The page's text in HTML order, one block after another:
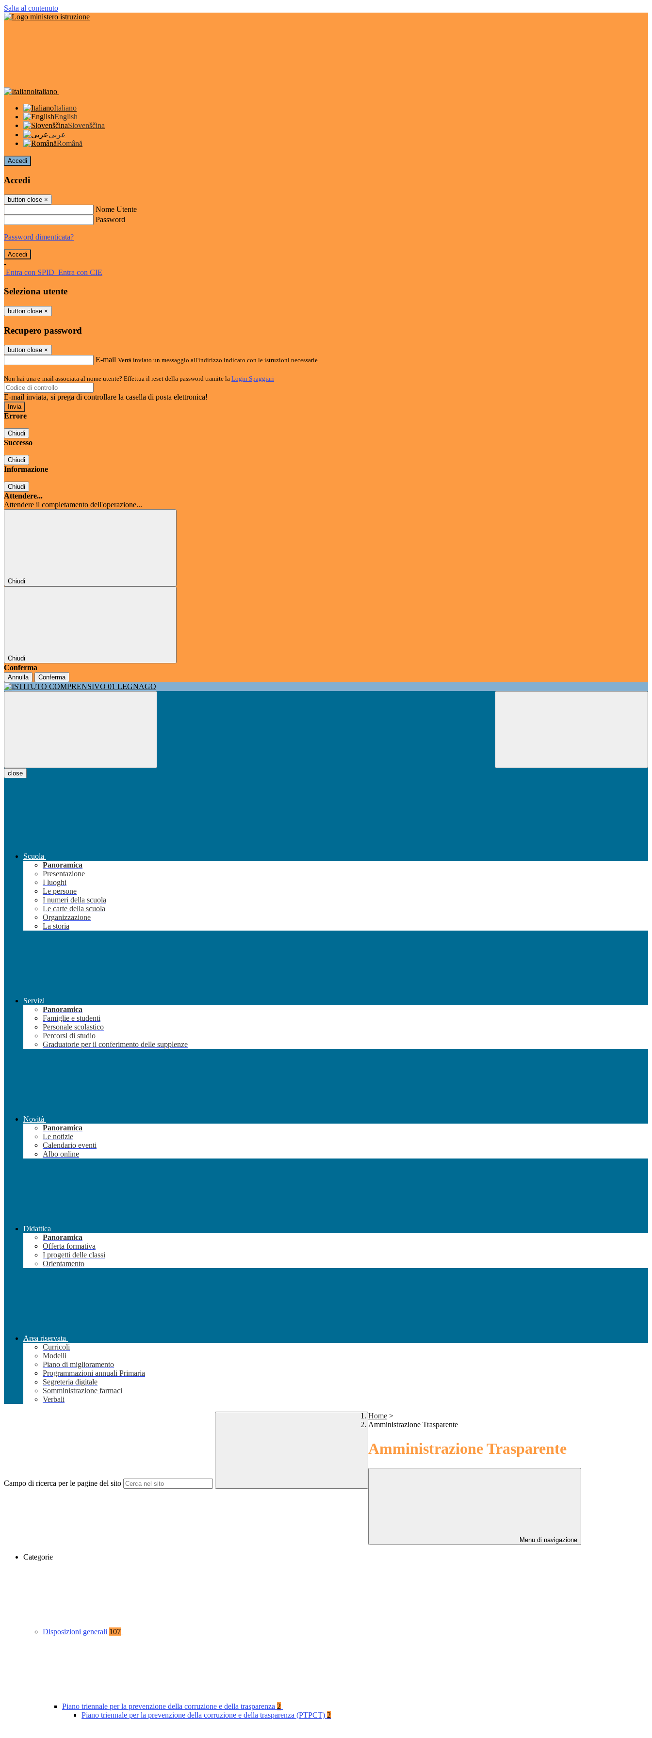
Salta al contenuto
Italiano
Italiano
English
Slovenščina
عربى
Română
Accedi
Accedi
button close ×
Nome Utente
Password
Password dimenticata?
-
Entra con SPID Entra con CIE
Seleziona utente
button close ×
Recupero password
button close ×
E-mail Verrà inviato un messaggio all'indirizzo indicato con le istruzioni necessarie.
Non hai una e-mail associata al nome utente? Effettua il reset della password tramite la Login Spaggiari
E-mail inviata, si prega di controllare la casella di posta elettronica!
Errore
Chiudi
Successo
Chiudi
Informazione
Chiudi
Attendere...
Attendere il completamento dell'operazione...
Chiudi
Chiudi
Conferma
Annulla Conferma
close
Scuola
Panoramica
Presentazione
I luoghi
Le persone
I numeri della scuola
Le carte della scuola
Organizzazione
La storia
Servizi
Panoramica
Famiglie e studenti
Personale scolastico
Percorsi di studio
Graduatorie per il conferimento delle supplenze
Novità
Panoramica
Le notizie
Calendario eventi
Albo online
Didattica
Panoramica
Offerta formativa
I progetti delle classi
Orientamento
Area riservata
Curricoli
Modelli
Piano di miglioramento
Programmazioni annuali Primaria
Segreteria digitale
Somministrazione farmaci
Verbali
Campo di ricerca per le pagine del sito
Home >
Amministrazione Trasparente
Amministrazione Trasparente
Menu di navigazione
Categorie
Disposizioni generali 107
Piano triennale per la prevenzione della corruzione e della trasparenza 2
Piano triennale per la prevenzione della corruzione e della trasparenza (PTPCT) 2